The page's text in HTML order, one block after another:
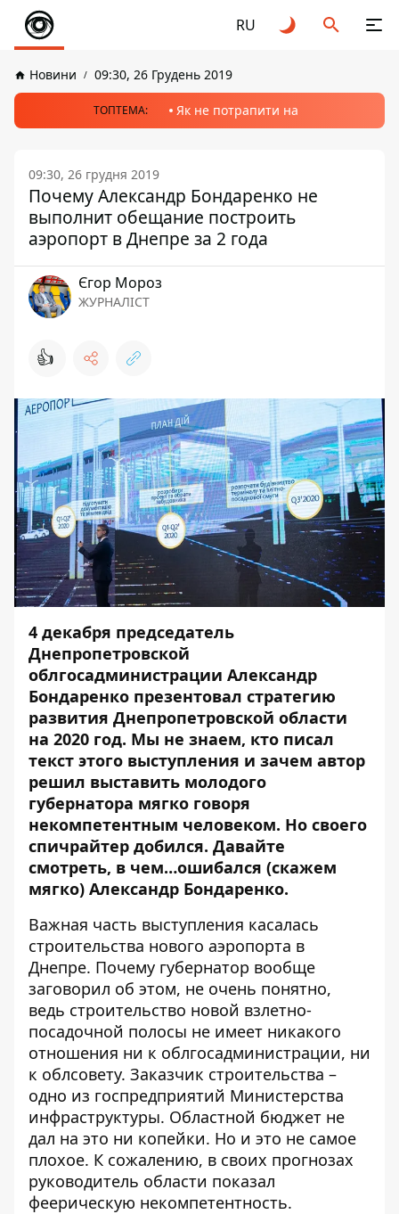
RU
Новини 09:30, 26 Грудень 2019
ТОПТЕМА: Як не потрапити на
09:30, 26 грудня 2019
Почему Александр Бондаренко не
выполнит обещание построить
аэропорт в Днепре за 2 года
Єгор Мороз
ЖУРНАЛІСТ
👍
4 декабря председатель
Днепропетровской
облгосадминистрации Александр
Бондаренко презентовал стратегию
развития Днепропетровской области
на 2020 год. Мы не знаем, кто писал
текст этого выступления и зачем автор
решил выставить молодого
губернатора мягко говоря
некомпетентным человеком. Но своего
спичрайтер добился. Давайте
смотреть, в чем…ошибался (скажем
мягко) Александр Бондаренко.
Важная часть выступления касалась
строительства нового аэропорта в
Днепре. Почему губернатор вообще
заговорил об этом, не очень понятно,
ведь строительство новой взлетно-
посадочной полосы не имеет никакого
отношения ни к облгосадминистрации, ни
к облсовету. Заказчик строительства –
одно из госпредприятий Министерства
инфраструктуры. Областной бюджет не
дал на это ни копейки. Но и это не самое
плохое. К сожалению, в своих прогнозах
руководитель области показал
феерическую некомпетентность.